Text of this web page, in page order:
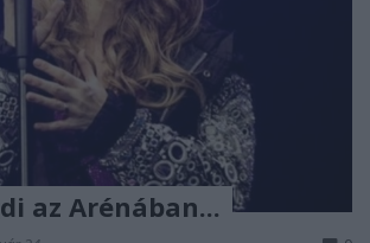
az Arénában...